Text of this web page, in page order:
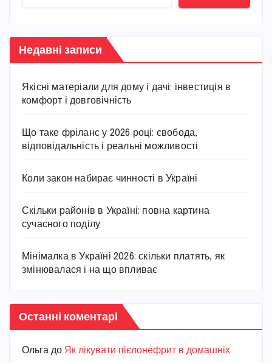
Недавні записи
Якісні матеріали для дому і дачі: інвестиція в
комфорт і довговічність
Що таке фріланс у 2026 році: свобода,
відповідальність і реальні можливості
Коли закон набирає чинності в Україні
Скільки районів в Україні: повна картина
сучасного поділу
Мінімалка в Україні 2026: скільки платять, як
змінювалася і на що впливає
Останні коментарі
Ольга до Як лікувати пієлонефрит в домашніх